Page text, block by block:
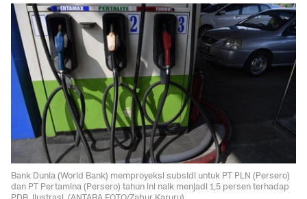
Bank Dunia (World Bank) memproyeksi subsidi untuk PT PLN (Persero)
dan PT Pertamina (Persero) tahun ini naik menjadi 1,5 persen terhadap